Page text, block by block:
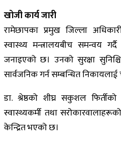
खोजी कार्य जारी
रामेछापका प्रमुख जिल्ला
स्वास्थ्य मन्त्रालयबीच समन्वय
जनाइएको छ। उनको सुरक्षा
सार्वजनिक गर्न सम्बन्धित
डा. श्रेष्ठको शीघ्र सकुशल
स्वास्थ्यकर्मी तथा
केन्द्रित भएको छ।